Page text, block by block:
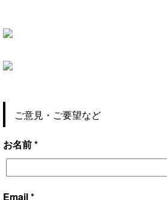
ご意見・ご要望など
お名前 *
Email *